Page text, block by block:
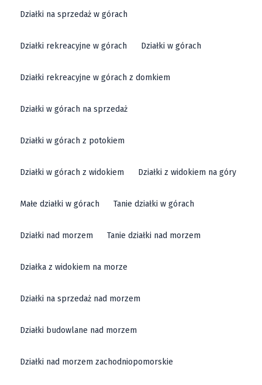
Działki na sprzedaż w górach
Działki rekreacyjne w górach Działki w górach
Działki rekreacyjne w górach z domkiem
Działki w górach na sprzedaż
Działki w górach z potokiem
Działki w górach z widokiem Działki z widokiem na góry
Małe działki w górach Tanie działki w górach
Działki nad morzem Tanie działki nad morzem
Działka z widokiem na morze
Działki na sprzedaż nad morzem
Działki budowlane nad morzem
Działki nad morzem zachodniopomorskie